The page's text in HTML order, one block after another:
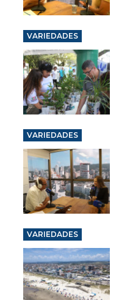
VARIEDADES
VARIEDADES
VARIEDADES